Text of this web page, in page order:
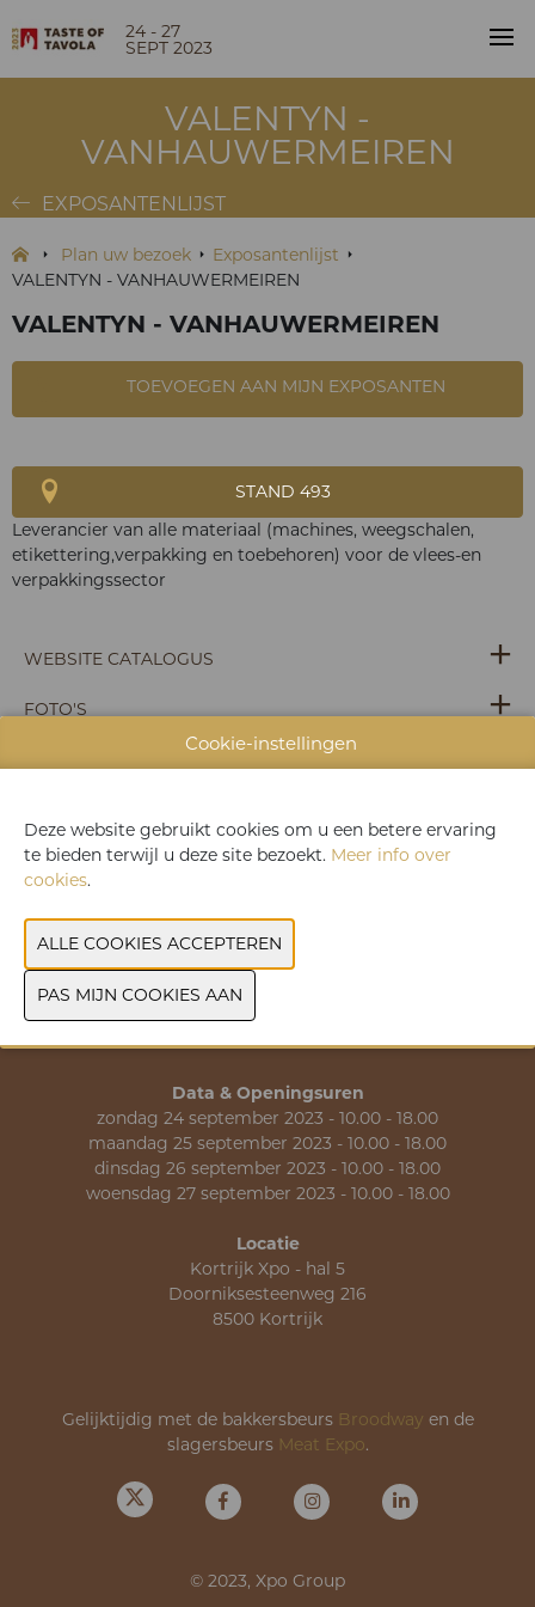
24 - 27
SEPT 2023
VALENTYN -
VANHAUWERMEIREN
EXPOSANTENLIJST
Plan uw bezoek
Exposantenlijst
VALENTYN - VANHAUWERMEIREN
VALENTYN - VANHAUWERMEIREN
TOEVOEGEN AAN MIJN EXPOSANTEN
STAND 493
Leverancier van alle materiaal (machines, weegschalen,
etikettering,verpakking en toebehoren) voor de vlees-en
verpakkingssector
WEBSITE CATALOGUS
FOTO'S
VORIGE VOLGENDE
>> Praktische informatie
Data & Openingsuren
zondag 24 september 2023 - 10.00 - 18.00
maandag 25 september 2023 - 10.00 - 18.00
dinsdag 26 september 2023 - 10.00 - 18.00
woensdag 27 september 2023 - 10.00 - 18.00
Locatie
Kortrijk Xpo - hal 5
Doorniksesteenweg 216
8500 Kortrijk
Gelijktijdig met de bakkersbeurs Broodway en de
slagersbeurs Meat Expo.
© 2023, Xpo Group
Cookie-instellingen
Deze website gebruikt cookies om u een betere ervaring
te bieden terwijl u deze site bezoekt. Meer info over
cookies.